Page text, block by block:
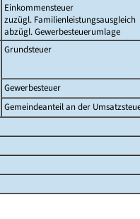
Einkommensteuer
zuzügl. Familienleistungsausgleich
abzügl. Gewerbesteuerumlage
Grundsteuer
Gewerbesteuer
Gemeindeanteil an der